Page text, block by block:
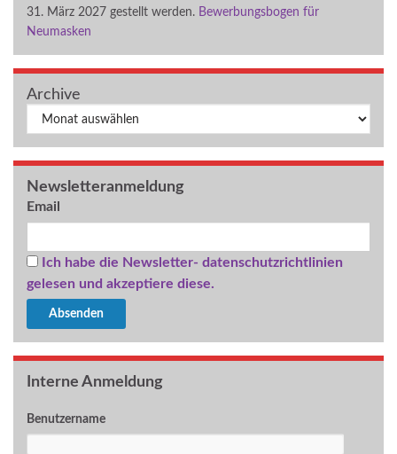
31. März 2027 gestellt werden. Bewerbungsbogen für
Neumasken
Archive
Archiv
Newsletteranmeldung
Email
Ich habe die Newsletter- datenschutzrichtlinien
gelesen und akzeptiere diese.
Interne Anmeldung
Benutzername